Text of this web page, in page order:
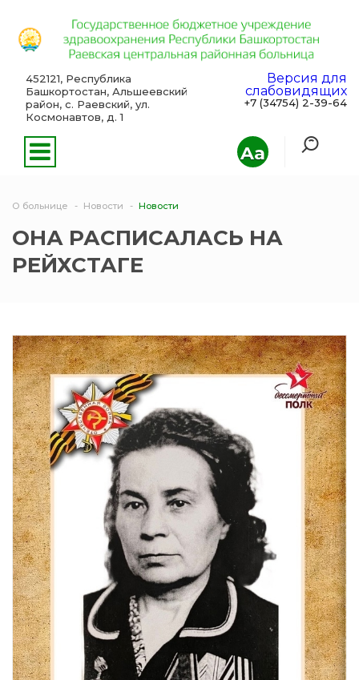
Aa
452121, Республика
Башкортостан, Альшеевский
район, с. Раевский, ул.
Космонавтов, д. 1
Версия для
слабовидящих
+7 (34754) 2-39-64
О больнице Новости Новости
ОНА РАСПИСАЛАСЬ НА
РЕЙХСТАГЕ